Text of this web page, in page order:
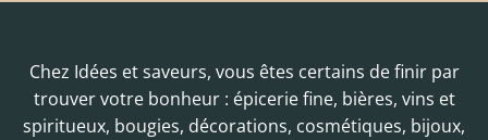
Chez Idées et saveurs, vous êtes certains de finir par
trouver votre bonheur : épicerie fine, bières, vins et
spiritueux, bougies, décorations, cosmétiques, bijoux,